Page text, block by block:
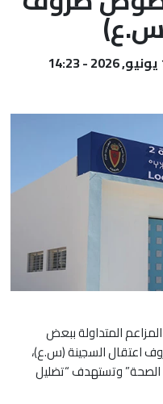
إدارة السجن المحلي “الجديدة 2” المزاعم المتداولة ببعض
اعتقال السجينة (س.ع)،
وتستهدف “تضليل